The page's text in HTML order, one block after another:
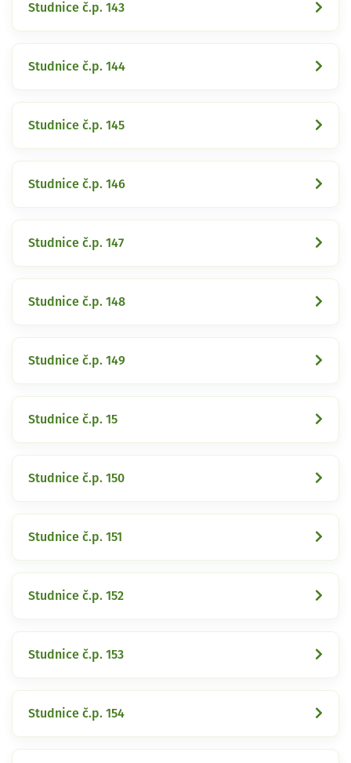
Studnice č.p. 143
Studnice č.p. 144
Studnice č.p. 145
Studnice č.p. 146
Studnice č.p. 147
Studnice č.p. 148
Studnice č.p. 149
Studnice č.p. 15
Studnice č.p. 150
Studnice č.p. 151
Studnice č.p. 152
Studnice č.p. 153
Studnice č.p. 154